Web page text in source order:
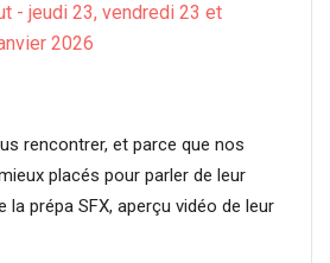
- jeudi 23, vendredi 23 et
2026
rencontrer, et parce que nos
placés pour parler de leur
la prépa SFX, aperçu vidéo de leur